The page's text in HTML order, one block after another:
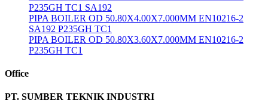
P235GH TC1 SA192
PIPA BOILER OD 50.80X4.00X7.000MM EN10216-2
SA192 P235GH TC1
PIPA BOILER OD 50.80X3.60X7.000MM EN10216-2
P235GH TC1
Office
PT. SUMBER TEKNIK INDUSTRI